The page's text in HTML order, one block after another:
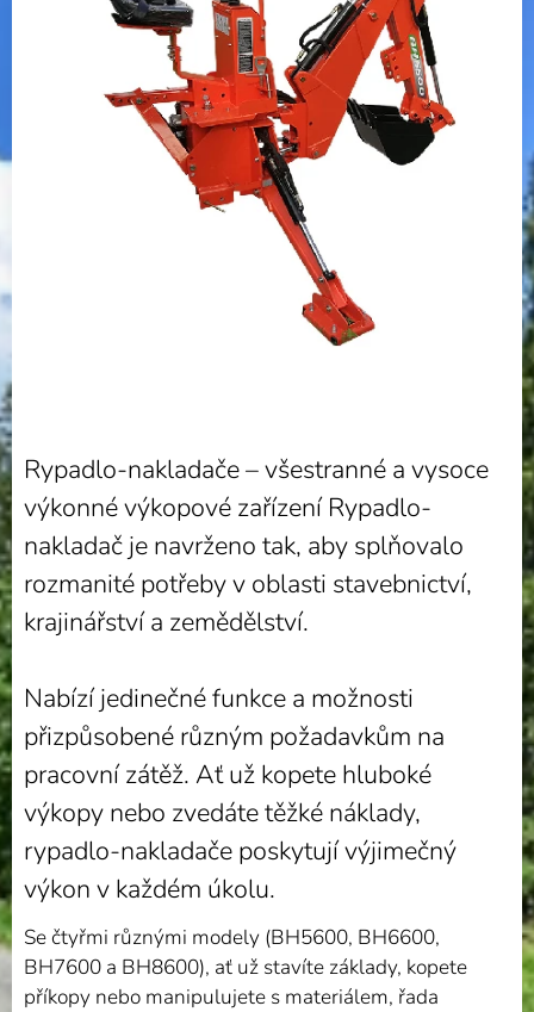
Rypadlo-nakladače – všestranné a vysoce
výkonné výkopové zařízení Rypadlo-
nakladač je navrženo tak, aby splňovalo
rozmanité potřeby v oblasti stavebnictví,
krajinářství a zemědělství.
Nabízí jedinečné funkce a možnosti
přizpůsobené různým požadavkům na
pracovní zátěž. Ať už kopete hluboké
výkopy nebo zvedáte těžké náklady,
rypadlo-nakladače poskytují výjimečný
výkon v každém úkolu.
Se čtyřmi různými modely (BH5600, BH6600,
BH7600 a BH8600), ať už stavíte základy, kopete
příkopy nebo manipulujete s materiálem, řada